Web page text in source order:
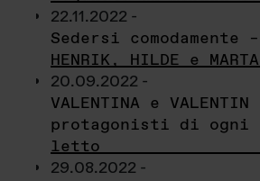
22.11.2022 -
Sedersi comodamente –
HENRIK, HILDE e MARTA
20.09.2022 -
VALENTINA e
protagonisti di ogni
letto
29.08.2022 -